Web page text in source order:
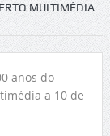
MULTIMÉDIA